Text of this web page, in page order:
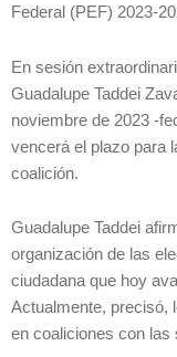
Federal (PEF) 2023-
En sesión
Guadalupe Taddei
noviembre de 2023 -
vencerá el plazo para
coalición.
Guadalupe Taddei
organización de las
ciudadana que hoy
Actualmente, precisó,
en coaliciones con las